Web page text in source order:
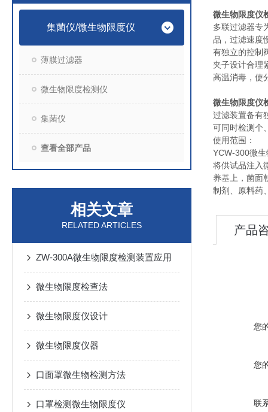
集菌仪/微生物限度仪
薄膜过滤器
微生物限度检测仪
集菌仪
查看全部产品
相关文章
RELATED ARTICLES
ZW-300A微生物限度检测装置应用
微生物限度检查法
微生物限度仪设计
微生物限度仪器
口面罩微生物检测方法
口罩检测微生物限度仪
微生物限度仪
多联过滤器专
品，过滤速度
有独立的控制
夹子设计合理
高温消毒，使
微生物限度仪
过滤装置备有
可同时检测个
使用范围：
YCW-300微
将供试品注入
养基上，菌面
制剂、原料药
产品
您
您
联